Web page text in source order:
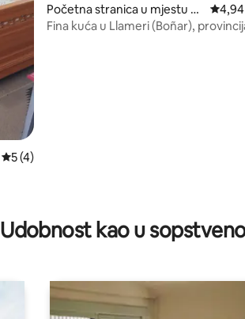
prosječna ocjena 5 od 5, recenzija: 4
5 (4)
Početna stranica u mjestu Ll
amera
4,94
Fina kuća u Llameri (Boñar),
Udobnost kao u